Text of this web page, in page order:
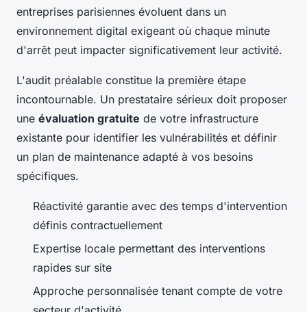
entreprises parisiennes évoluent dans un
environnement digital exigeant où chaque minute
d'arrêt peut impacter significativement leur activité.
L'audit préalable constitue la première étape
incontournable. Un prestataire sérieux doit proposer
une évaluation gratuite de votre infrastructure
existante pour identifier les vulnérabilités et définir
un plan de maintenance adapté à vos besoins
spécifiques.
Réactivité garantie avec des temps d'intervention
définis contractuellement
Expertise locale permettant des interventions
rapides sur site
Approche personnalisée tenant compte de votre